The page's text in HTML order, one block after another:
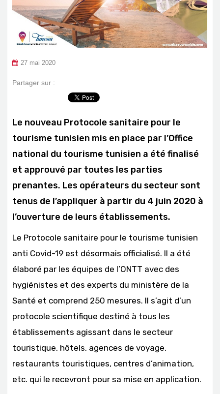
27 mai 2020
Partager sur :
Le nouveau Protocole sanitaire pour le
tourisme tunisien mis en place par l’Office
national du tourisme tunisien a été finalisé
et approuvé par toutes les parties
prenantes. Les opérateurs du secteur sont
tenus de l’appliquer à partir du 4 juin 2020 à
l’ouverture de leurs établissements.
Le Protocole sanitaire pour le tourisme tunisien
anti Covid-19 est désormais officialisé. Il a été
élaboré par les équipes de l’ONTT avec des
hygiénistes et des experts du ministère de la
Santé et comprend 250 mesures. Il s’agit d’un
protocole scientifique destiné à tous les
établissements agissant dans le secteur
touristique, hôtels, agences de voyage,
restaurants touristiques, centres d’animation,
etc. qui le recevront pour sa mise en application.